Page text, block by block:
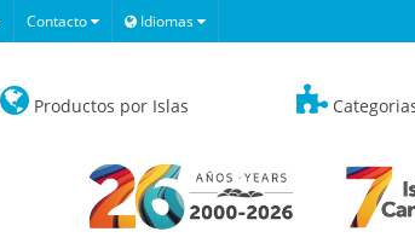
Contacto Idiomas
Productos por Islas